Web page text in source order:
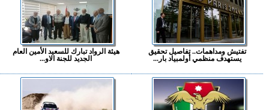
تفتيش ومداهمات.. تفاصيل تحقيق
يستهدف منظمي أولمبياد بار...
هيئة الرواد تبارك للسعيد الأمين العام
الجديد للجنة الاو...